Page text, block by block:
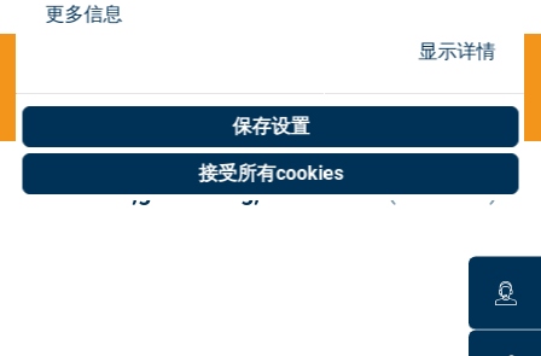
更多信息
显示详情
保存设置
接受所有cookies
Categories
INVALID O;generating;VFT ultra-S(0 results)